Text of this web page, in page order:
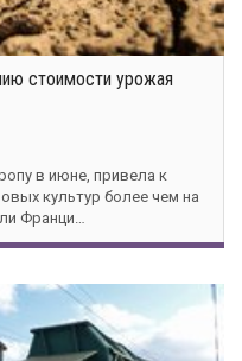
стоимости урожая
в июне, привела к
культур более чем на
Франци…